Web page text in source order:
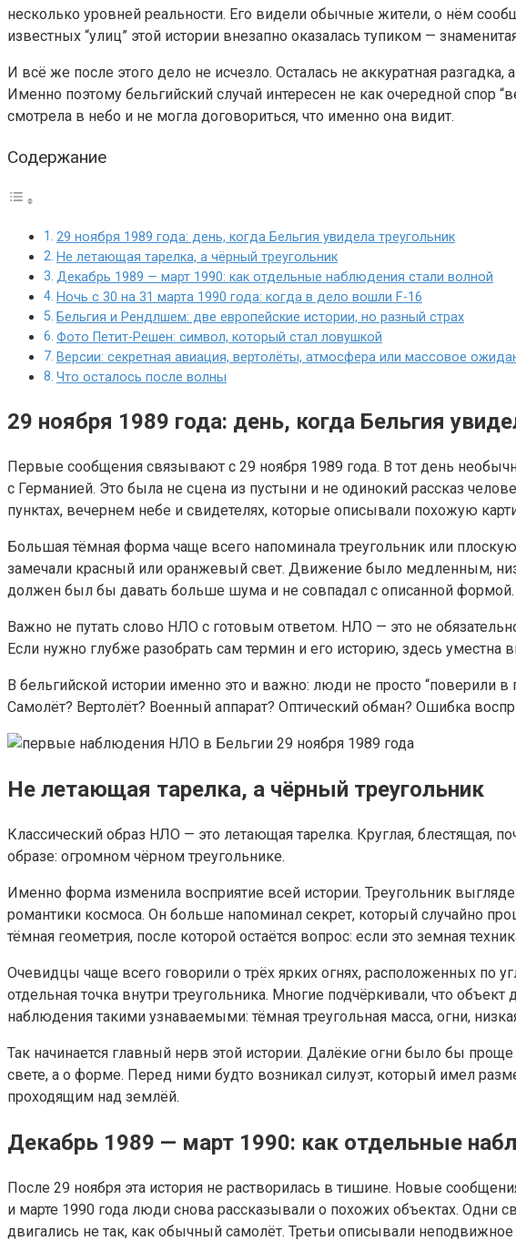
несколько уровней реальности. Его видели обычные жители, о нём
известных “улиц” этой истории внезапно оказалась тупиком —
И всё же после этого дело не исчезло. Осталась не аккуратная
Именно поэтому бельгийский случай интересен не как очередной спор
смотрела в небо и не могла договориться, что именно она видит.
Содержание
29 ноября 1989 года: день, когда Бельгия увидела треугольник
Не летающая тарелка, а чёрный треугольник
Декабрь 1989 — март 1990: как отдельные наблюдения стали волной
Ночь с 30 на 31 марта 1990 года: когда в дело вошли F-16
Бельгия и Рендлшем: две европейские истории, но разный страх
Фото Петит-Решен: символ, который стал ловушкой
Версии: секретная авиация, вертолёты, атмосфера или массовое
Что осталось после волны
29 ноября 1989 года: день, когда Бельгия
Первые сообщения связывают с 29 ноября 1989 года. В тот день
с Германией. Это была не сцена из пустыни и не одинокий рассказ
пунктах, вечернем небе и свидетелях, которые описывали похожую
Большая тёмная форма чаще всего напоминала треугольник или
замечали красный или оранжевый свет. Движение было медленным,
должен был бы давать больше шума и не совпадал с описанной формой.
Важно не путать слово НЛО с готовым ответом. НЛО — это не
Если нужно глубже разобрать сам термин и его историю, здесь уместна
В бельгийской истории именно это и важно: люди не просто “поверили
Самолёт? Вертолёт? Военный аппарат? Оптический обман? Ошибка
Не летающая тарелка, а чёрный треугольник
Классический образ НЛО — это летающая тарелка. Круглая, блестящая,
образе: огромном чёрном треугольнике.
Именно форма изменила восприятие всей истории. Треугольник
романтики космоса. Он больше напоминал секрет, который случайно
тёмная геометрия, после которой остаётся вопрос: если это земная
Очевидцы чаще всего говорили о трёх ярких огнях, расположенных по
отдельная точка внутри треугольника. Многие подчёркивали, что
наблюдения такими узнаваемыми: тёмная треугольная масса, огни,
Так начинается главный нерв этой истории. Далёкие огни было бы
свете, а о форме. Перед ними будто возникал силуэт, который имел
проходящим над землёй.
Декабрь 1989 — март 1990: как отдельные
После 29 ноября эта история не растворилась в тишине. Новые
и марте 1990 года люди снова рассказывали о похожих объектах. Одни
двигались не так, как обычный самолёт. Третьи описывали